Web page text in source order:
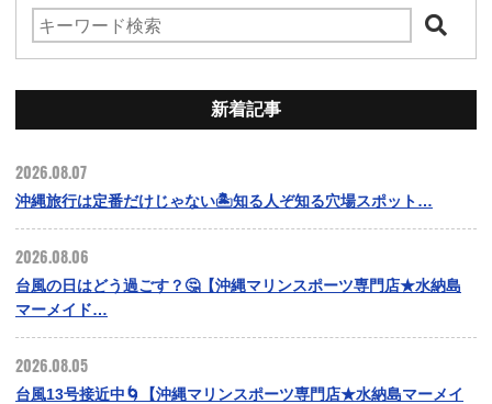
新着記事
2026.08.07
沖縄旅行は定番だけじゃない🏝️知る人ぞ知る穴場スポット…
2026.08.06
台風の日はどう過ごす？🤔【沖縄マリンスポーツ専門店★水納島
マーメイド…
2026.08.05
台風13号接近中🌀【沖縄マリンスポーツ専門店★水納島マーメイ